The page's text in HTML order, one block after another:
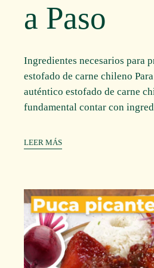
a Paso
Ingredientes necesarios para
estofado de carne chileno
auténtico estofado de carne
fundamental contar con
LEER MÁS